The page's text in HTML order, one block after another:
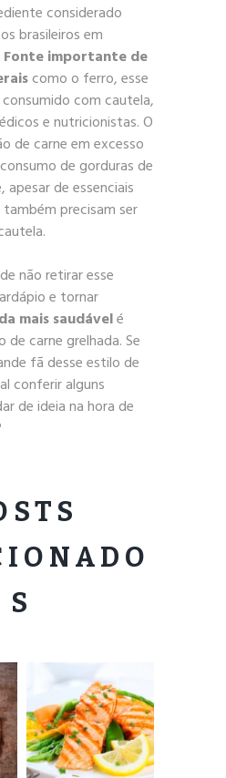
considerado
brasileiros em
Fonte importante de
como o ferro, esse
com cautela,
e nutricionistas. O
de carne em excesso
de gorduras de
apesar de essenciais
precisam ser
não retirar esse
e tornar
mais saudávelé
carne grelhada. Se
fã desse estilo de
conferir alguns
de ideia na hora de
S